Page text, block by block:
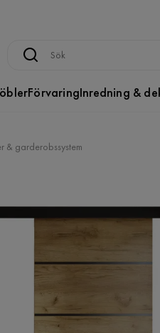
FörvaringInredning &
& garderobssystem